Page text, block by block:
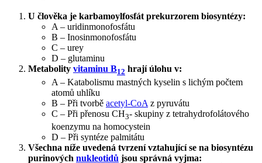
U člověka je karbamoylfosfát prekurzorem biosyntézy:
A – uridinmonofosfátu
B – Inosinmonofosfátu
C – urey
D – glutaminu
Metabolity vitaminu B12 hrají úlohu v:
A – Katabolismu mastných kyselin s lichým počtem
atomů uhlíku
B – Při tvorbě acetyl-CoA z pyruvátu
C – Při přenosu CH3- skupiny z tetrahydrofolátového
koenzymu na homocystein
D – Při syntéze palmitátu
Všechna níže uvedená tvrzení vztahující se na biosyntézu
purinových nukleotidů jsou správná vyjma: